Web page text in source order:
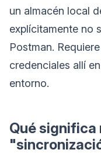
un almacén local
explícitamente no
Postman.
credenciales allí
entorno.
Qué significa